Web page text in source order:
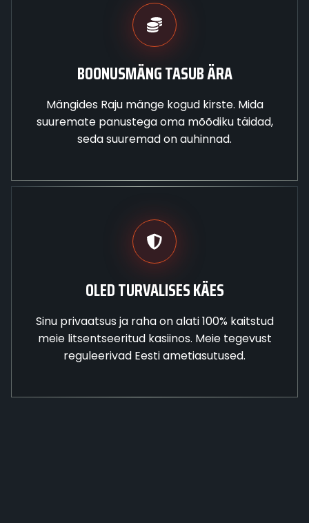
BOONUSMÄNG TASUB ÄRA
Mängides Raju mänge kogud kirste. Mida
suuremate panustega oma mõõdiku täidad,
seda suuremad on auhinnad.
OLED TURVALISES KÄES
Sinu privaatsus ja raha on alati 100% kaitstud
meie litsentseeritud kasiinos. Meie tegevust
reguleerivad Eesti ametiasutused.